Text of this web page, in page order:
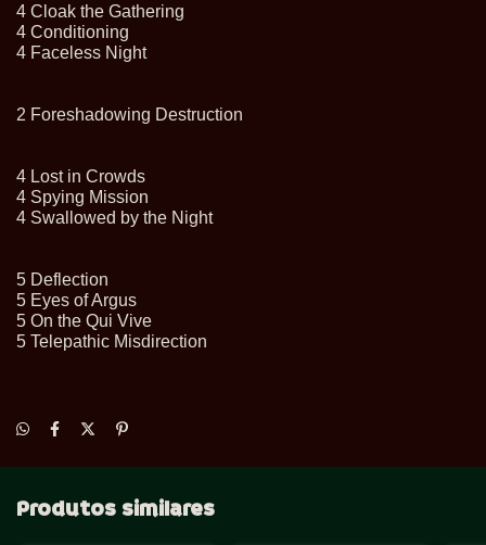
4 Cloak the Gathering
4 Conditioning
4 Faceless Night
2 Foreshadowing Destruction
4 Lost in Crowds
4 Spying Mission
4 Swallowed by the Night
5 Deflection
5 Eyes of Argus
5 On the Qui Vive
5 Telepathic Misdirection
Produtos similares